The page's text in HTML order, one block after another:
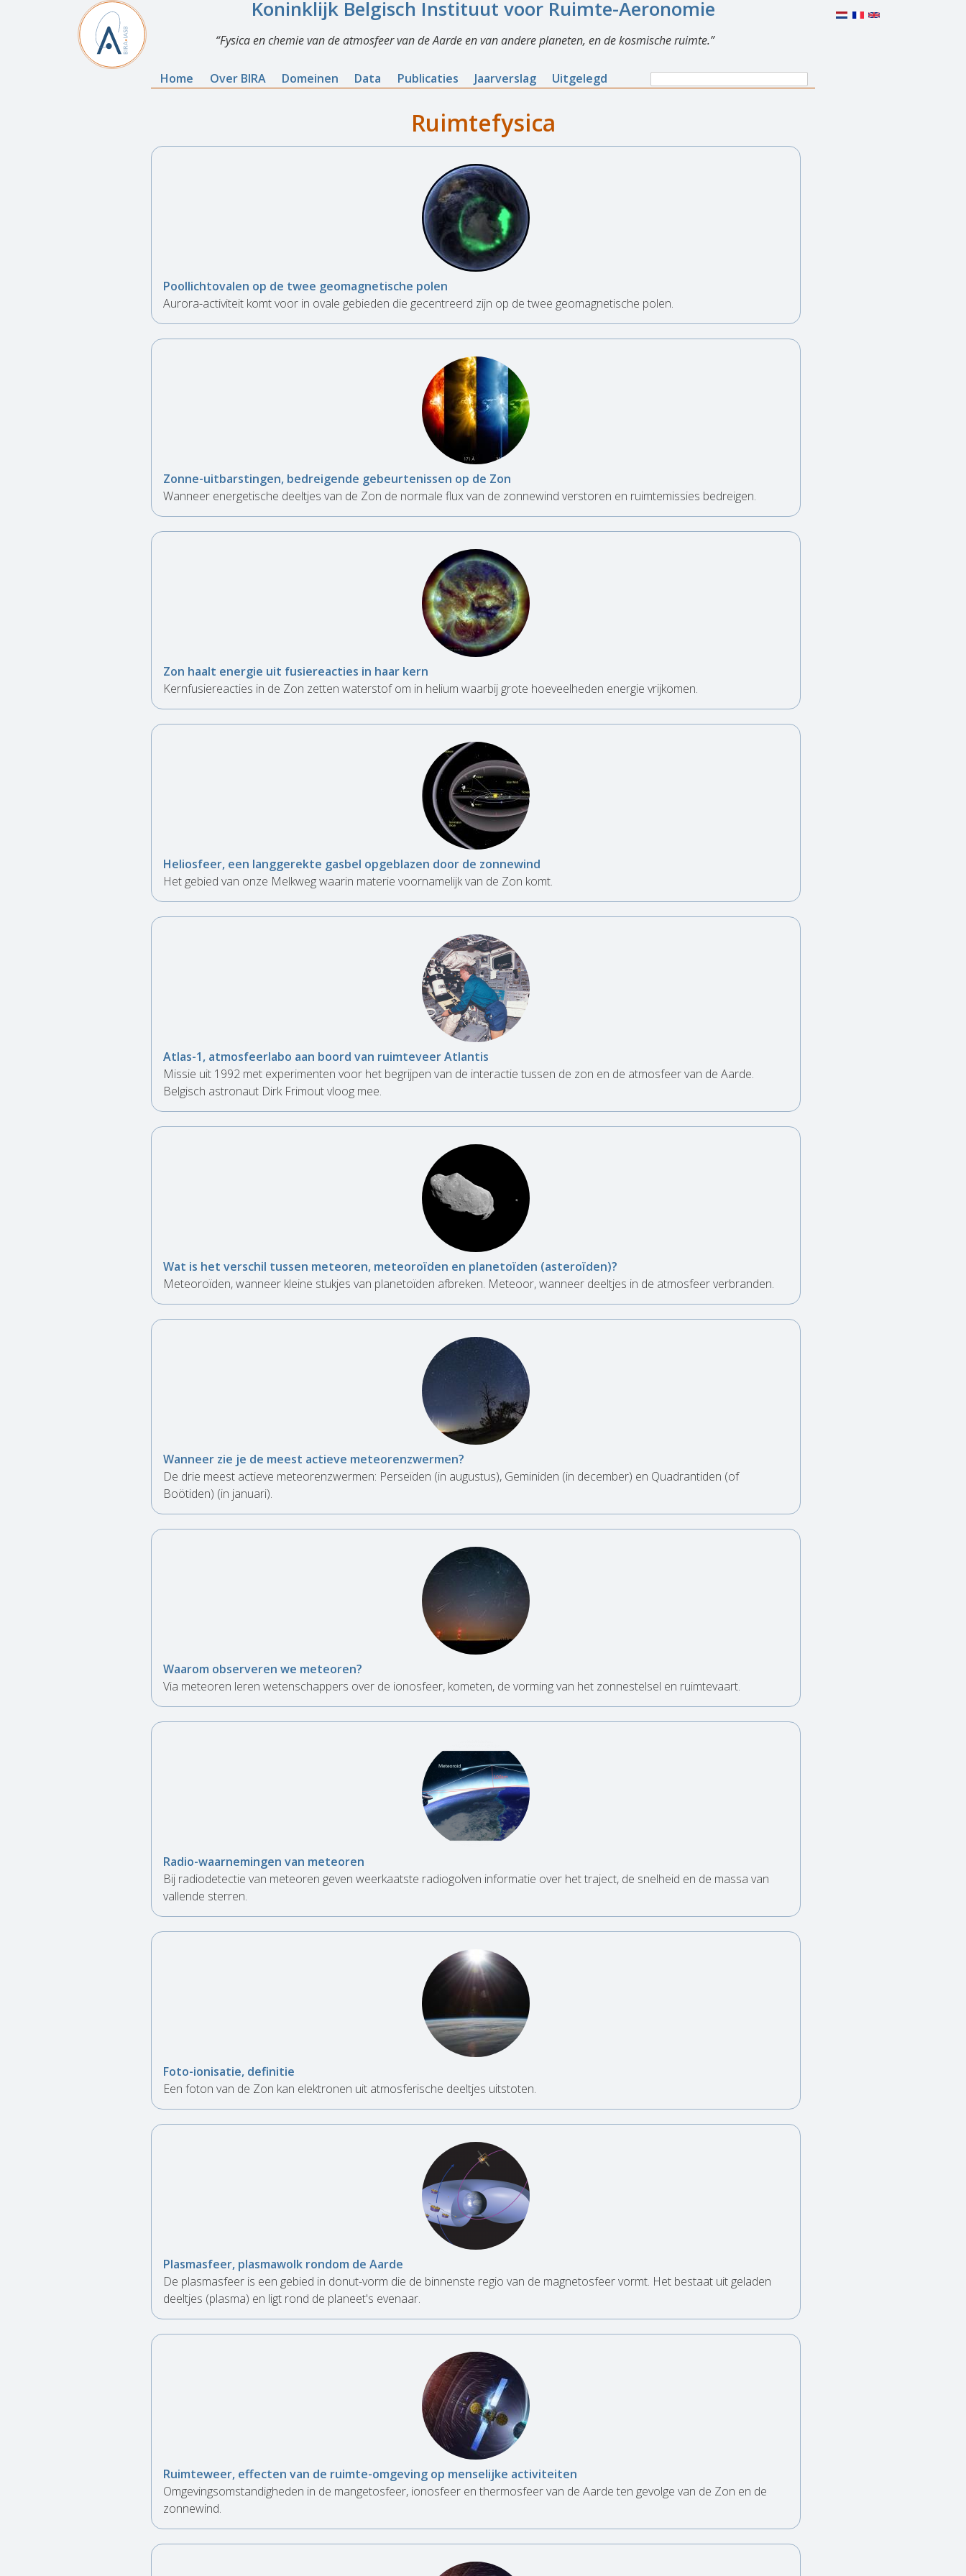
Koninklijk Belgisch Instituut voor Ruimte-Aeronomie
Fysica en chemie van de atmosfeer van de Aarde en van andere planeten, en de kosmische ruimte.
Home Over BIRA Domeinen Data Publicaties Jaarverslag Uitgelegd
Search
Search
Ruimtefysica
Poollichtovalen op de twee geomagnetische polen
Aurora-activiteit komt voor in ovale gebieden die gecentreerd zijn op de twee geomagnetische polen.
Zonne-uitbarstingen, bedreigende gebeurtenissen op de Zon
Wanneer energetische deeltjes van de Zon de normale flux van de zonnewind verstoren en ruimtemissies bedreigen.
Zon haalt energie uit fusiereacties in haar kern
Kernfusiereacties in de Zon zetten waterstof om in helium waarbij grote hoeveelheden energie vrijkomen.
Heliosfeer, een langgerekte gasbel opgeblazen door de zonnewind
Het gebied van onze Melkweg waarin materie voornamelijk van de Zon komt.
Atlas-1, atmosfeerlabo aan boord van ruimteveer Atlantis
Missie uit 1992 met experimenten voor het begrijpen van de interactie tussen de zon en de atmosfeer van de Aarde.
Belgisch astronaut Dirk Frimout vloog mee.
Wat is het verschil tussen meteoren, meteoroïden en planetoïden (asteroïden)?
Meteoroïden, wanneer kleine stukjes van planetoïden afbreken. Meteoor, wanneer deeltjes in de atmosfeer verbranden.
Wanneer zie je de meest actieve meteorenzwermen?
De drie meest actieve meteorenzwermen: Perseïden (in augustus), Geminiden (in december) en Quadrantiden (of
Boötiden) (in januari).
Waarom observeren we meteoren?
Via meteoren leren wetenschappers over de ionosfeer, kometen, de vorming van het zonnestelsel en ruimtevaart.
Radio-waarnemingen van meteoren
Bij radiodetectie van meteoren geven weerkaatste radiogolven informatie over het traject, de snelheid en de massa van
vallende sterren.
Foto-ionisatie, definitie
Een foton van de Zon kan elektronen uit atmosferische deeltjes uitstoten.
Plasmasfeer, plasmawolk rondom de Aarde
De plasmasfeer is een gebied in donut-vorm die de binnenste regio van de magnetosfeer vormt. Het bestaat uit geladen
deeltjes (plasma) en ligt rond de planeet's evenaar.
Ruimteweer, effecten van de ruimte-omgeving op menselijke activiteiten
Omgevingsomstandigheden in de mangetosfeer, ionosfeer en thermosfeer van de Aarde ten gevolge van de Zon en de
zonnewind.